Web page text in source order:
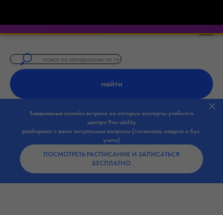
найти
Ежедневные онлайн встречи на которых эксперты учебного
центра Pro-ability
разбирают с вами актуальные вопросы (госзаказа, кадров и бух.
учета)
ПОСМОТРЕТЬ РАСПИСАНИЕ И ЗАПИСАТЬСЯ
БЕСПЛАТНО